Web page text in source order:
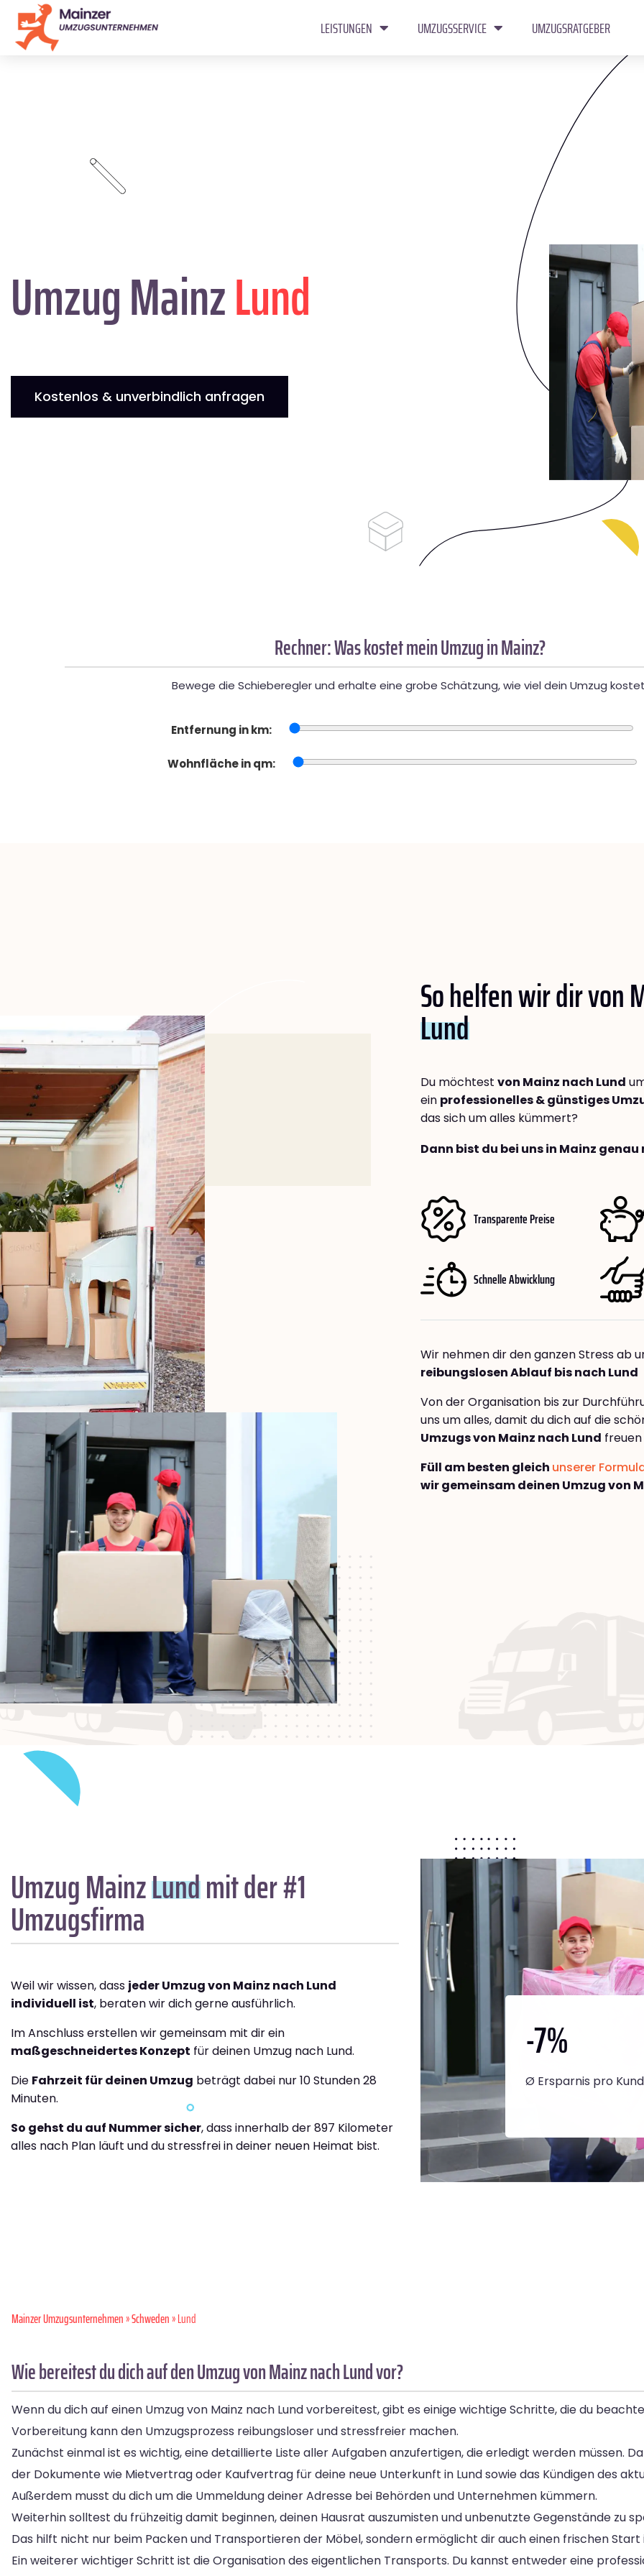
LEISTUNGEN UMZUGSSERVICE UMZUGSRATGEBER
Umzug MainzLund
Kostenlos & unverbindlich anfragen
Rechner: Was kostet mein Umzug in Mainz?
Bewege die Schieberegler und erhalte eine grobe Schätzung, wie viel dein Umzug
Entfernung in km:
Wohnfläche in qm:
So helfen wir dir von
Lund
Du möchtest von Mainz nach Lund
ein professionelles & günstiges
das sich um alles kümmert?
Dann bist du bei uns in Mainz
Transparente Preise
Schnelle Abwicklung
Wir nehmen dir den ganzen Stress ab
reibungslosen Ablauf bis nach Lund
Von der Organisation bis zur
uns um alles, damit du dich auf die
Umzugs von Mainz nach Lund
Füll am besten gleich unserer
wir gemeinsam deinen Umzug von
Umzug MainzLundmit der #1
Umzugsfirma
Weil wir wissen, dass jeder Umzug von Mainz nach Lund
individuell ist, beraten wir dich gerne ausführlich.
Im Anschluss erstellen wir gemeinsam mit dir ein
maßgeschneidertes Konzept für deinen Umzug nach Lund.
Die Fahrzeit für deinen Umzug beträgt dabei nur 10 Stunden 28
Minuten.
So gehst du auf Nummer sicher, dass innerhalb der 897 Kilometer
alles nach Plan läuft und du stressfrei in deiner neuen Heimat bist.
-7%
Ø Ersparnis pro
Mainzer Umzugsunternehmen»Schweden» Lund
Wie bereitest du dich auf den Umzug von Mainz nach Lund vor?
Wenn du dich auf einen Umzug von Mainz nach Lund vorbereitest, gibt es einige wichtige Schritte, die du
Vorbereitung kann den Umzugsprozess reibungsloser und stressfreier machen.
Zunächst einmal ist es wichtig, eine detaillierte Liste aller Aufgaben anzufertigen, die erledigt werden müssen.
der Dokumente wie Mietvertrag oder Kaufvertrag für deine neue Unterkunft in Lund sowie das Kündigen des
Außerdem musst du dich um die Ummeldung deiner Adresse bei Behörden und Unternehmen kümmern.
Weiterhin solltest du frühzeitig damit beginnen, deinen Hausrat auszumisten und unbenutzte Gegenstände zu
Das hilft nicht nur beim Packen und Transportieren der Möbel, sondern ermöglicht dir auch einen frischen Start
Ein weiterer wichtiger Schritt ist die Organisation des eigentlichen Transports. Du kannst entweder eine